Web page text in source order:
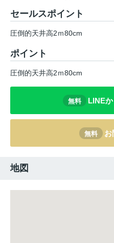
セールスポイント
圧倒的天井高2ｍ80cm
ポイント
圧倒的天井高2ｍ80cm
無料 LINE
無料 お
地図